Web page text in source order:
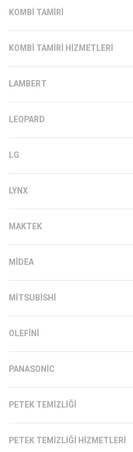
KOMBI TAMIRI
KOMBI TAMIRI HIZMETLERI
LAMBERT
LEOPARD
LG
LYNX
MAKTEK
MIDEA
MITSUBISHI
OLEFINI
PANASONIC
PETEK TEMIZLIĞI
PETEK TEMIZLIĞI HIZMETLERI